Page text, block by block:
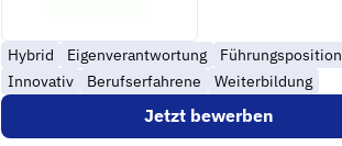
Hybrid Eigenverantwortung
Führungsposition
Innovativ
Berufserfahrene Weiterbildung
Jetzt bewerben